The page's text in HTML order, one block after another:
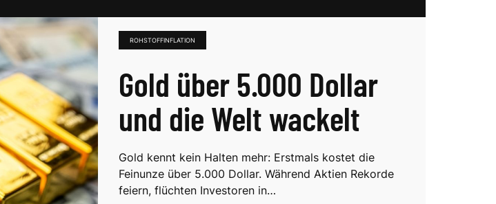
ROHSTOFFINFLATION
Gold über 5.000 Dollar
und die Welt wackelt
Gold kennt kein Halten mehr: Erstmals kostet die
Feinunze über 5.000 Dollar. Während Aktien Rekorde
feiern, flüchten Investoren in…